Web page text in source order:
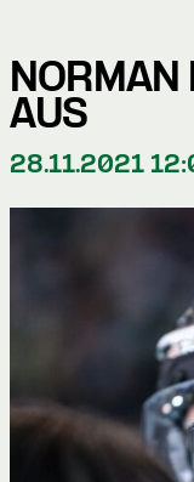
NORMAN
AUS
28.11.2021